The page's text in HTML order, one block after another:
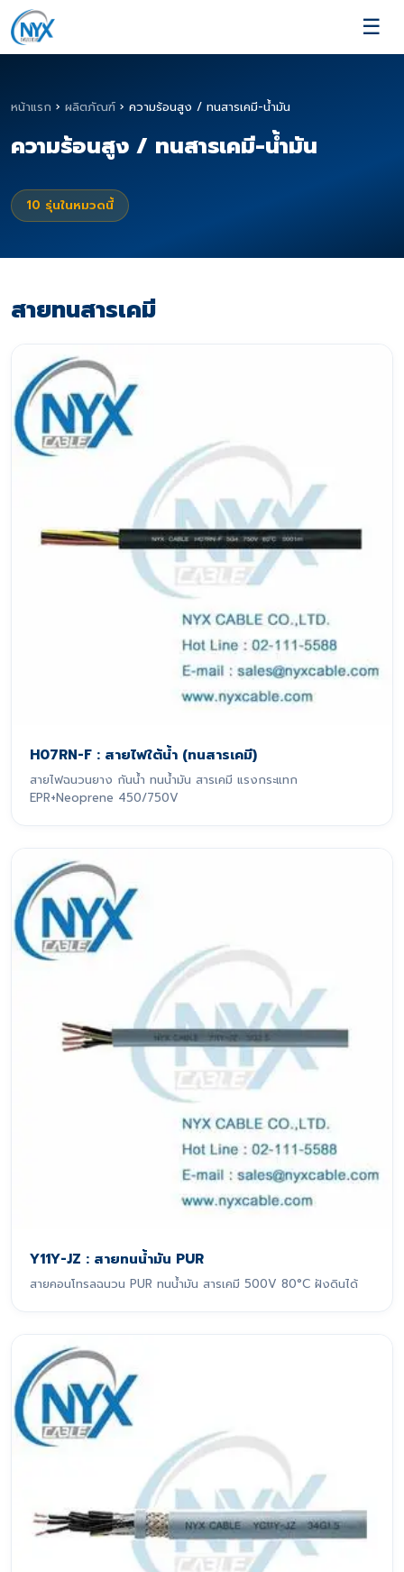
☰
หน้าแรก › ผลิตภัณฑ์ › ความร้อนสูง / ทนสารเคมี-น้ำมัน
ความร้อนสูง / ทนสารเคมี-น้ำมัน
10 รุ่นในหมวดนี้
สายทนสารเคมี
H07RN-F : สายไฟใต้น้ำ (ทนสารเคมี)
สายไฟฉนวนยาง กันน้ำ ทนน้ำมัน สารเคมี แรงกระแทก
EPR+Neoprene 450/750V
Y11Y-JZ : สายทนน้ำมัน PUR
สายคอนโทรลฉนวน PUR ทนน้ำมัน สารเคมี 500V 80°C ฝังดินได้